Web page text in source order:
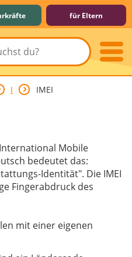
für Eltern
I IMEI
Mobile
bedeutet das:
Identität". Die IMEI
Fingerabdruck des
mit einer eigenen